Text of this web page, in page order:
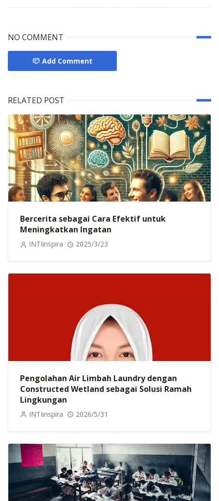
NO COMMENT
Add Comment
RELATED POST
Bercerita sebagai Cara Efektif untuk
Meningkatkan Ingatan
INTIinspira 2025/3/23
Pengolahan Air Limbah Laundry dengan
Constructed Wetland sebagai Solusi Ramah
Lingkungan
INTIinspira 2026/5/31